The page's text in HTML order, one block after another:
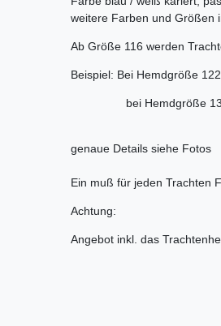
weitere Farben und Größen
Ab Größe 116 werden
Beispiel: Bei Hemdgröße
bei Hemdgröße 134
genaue Details siehe Fotos
Ein muß für jeden Trachten
Achtung:
Angebot inkl. das